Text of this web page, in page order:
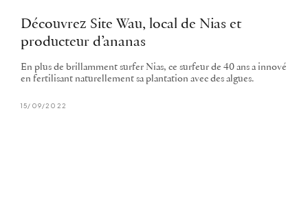
Découvrez Site Wau, local de Nias et
producteur d’ananas
En plus de brillamment surfer Nias, ce surfeur de 40 ans a innové
en fertilisant naturellement sa plantation avec des algues.
15/09/2022